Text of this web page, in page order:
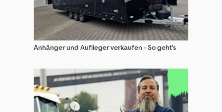
Steinbock Dfg Gabelstapler
Steinbock Frontstapler
Steinbock Geländestapler
Steinbock Hochhubwagen
Anhänger und Auflieger verkaufen - So geht's